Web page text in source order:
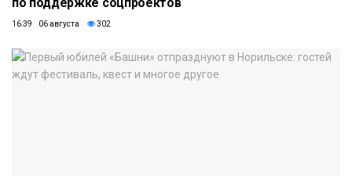
16:39 06 августа 302